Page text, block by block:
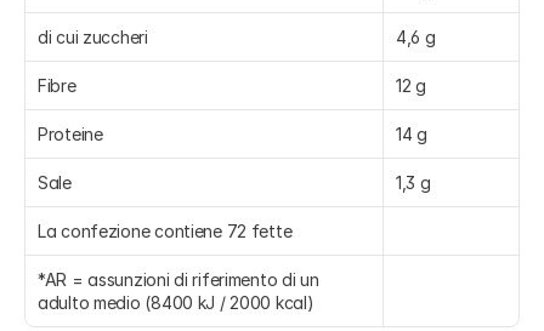
di cui zuccheri 4,6 g
Fibre 12 g
Proteine 14 g
Sale 1,3 g
La confezione contiene 72 fette
*AR = assunzioni di riferimento di un
adulto medio (8400 kJ / 2000 kcal)